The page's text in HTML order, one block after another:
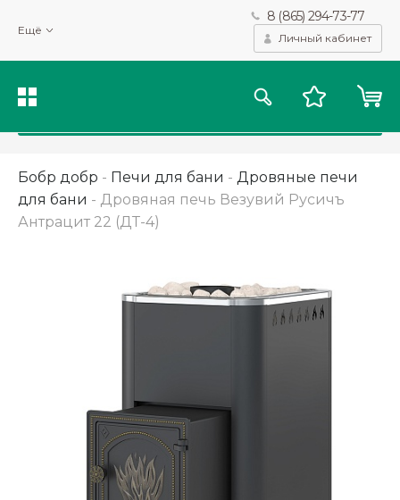
Ещё
8 (865) 294-73-77
Личный кабинет
Бобр добр - Печи для бани - Дровяные печи
для бани - Дровяная печь Везувий Русичъ
Антрацит 22 (ДТ-4)
Мы используем файлы cookie и другие подобные технологии
для получения данных с целью сбора статистики, повышения
качества рекомендаций и предоставления вам возможности
персонализированного просмотра.Подробнее